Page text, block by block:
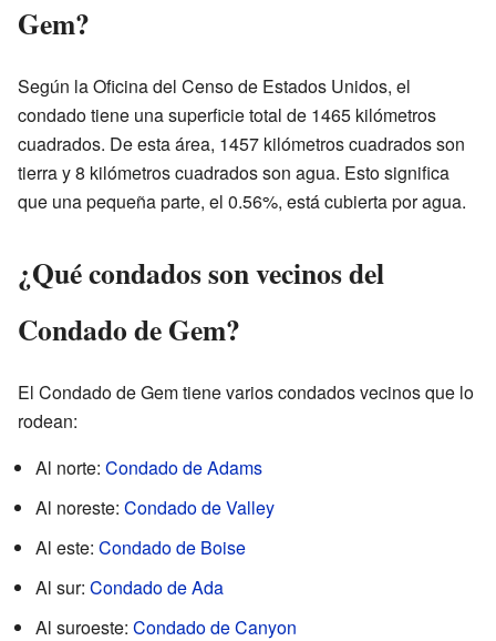
Gem?
Según la Oficina del Censo de Estados Unidos, el
condado tiene una superficie total de 1465 kilómetros
cuadrados. De esta área, 1457 kilómetros cuadrados son
tierra y 8 kilómetros cuadrados son agua. Esto significa
que una pequeña parte, el 0.56%, está cubierta por agua.
¿Qué condados son vecinos del
Condado de Gem?
El Condado de Gem tiene varios condados vecinos que lo
rodean:
Al norte: Condado de Adams
Al noreste: Condado de Valley
Al este: Condado de Boise
Al sur: Condado de Ada
Al suroeste: Condado de Canyon